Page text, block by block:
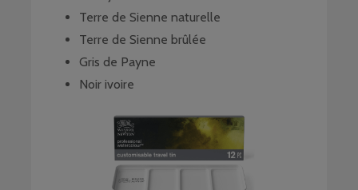
Terre de Sienne naturelle
Terre de Sienne brûlée
Gris de Payne
Noir ivoire